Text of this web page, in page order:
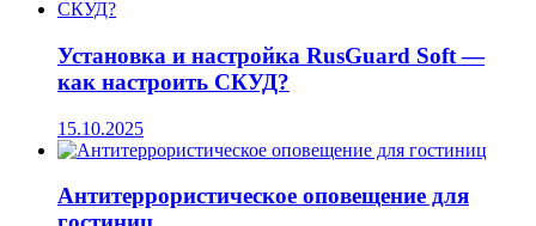
Установка и настройка RusGuard Soft —
как настроить СКУД?
15.10.2025
Антитеррористическое оповещение для